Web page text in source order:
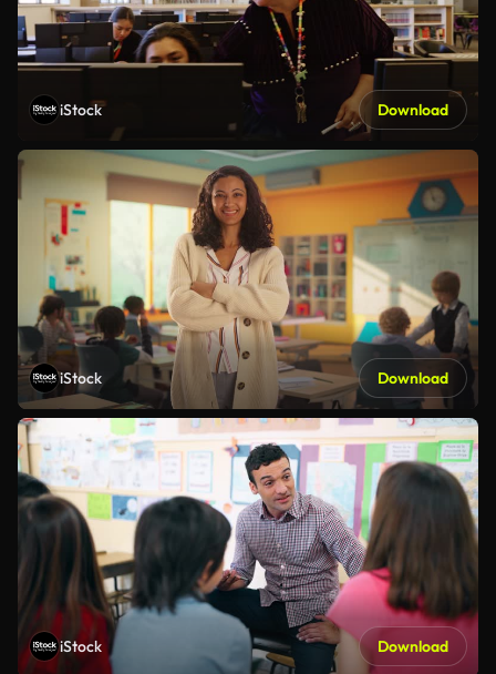
iStock Download
iStock Download
iStock Download